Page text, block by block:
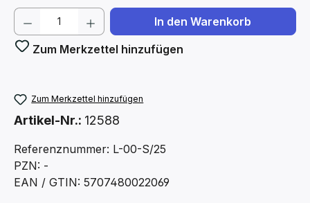
Produkt Anzahl: Gib den gewünschten
In den Warenkorb
Zum Merkzettel hinzufügen
Zum Merkzettel hinzufügen
Artikel-Nr.: 12588
Referenznummer: L-00-S/25
PZN: -
EAN / GTIN: 5707480022069